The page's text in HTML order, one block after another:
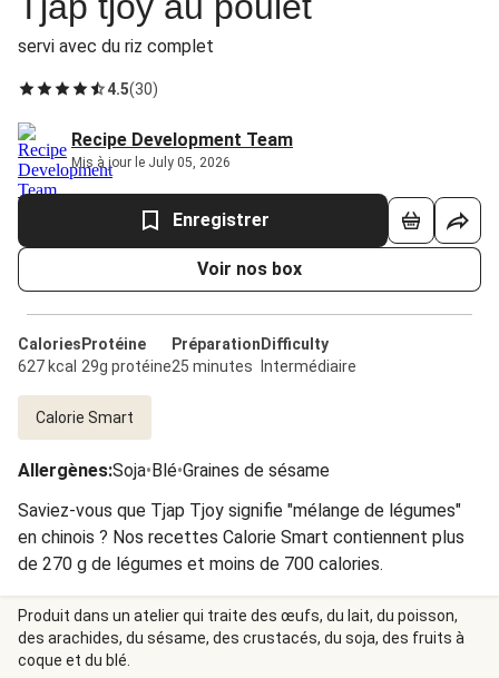
servi avec du riz complet
4.5(30)
Recipe Development Team
Mis à jour le July 05, 2026
Enregistrer
Voir nos box
Calories
627 kcal
Protéine
29g protéine
Préparation
25 minutes
Difficulty
Intermédiaire
Calorie Smart
Allergènes:Soja•Blé•Graines de sésame
Saviez-vous que Tjap Tjoy signifie "mélange de légumes"
en chinois ? Nos recettes Calorie Smart contiennent plus
de 270 g de légumes et moins de 700 calories.
Produit dans un atelier qui traite des œufs, du lait, du poisson,
des arachides, du sésame, des crustacés, du soja, des fruits à
coque et du blé.